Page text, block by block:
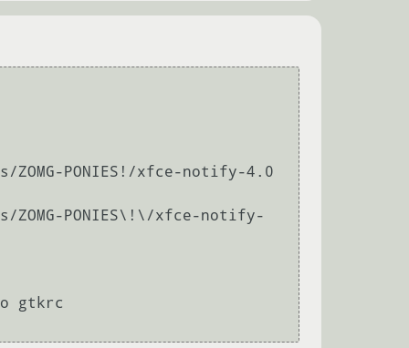
ZOMG-PONIES!/xfce-notify-4.0
ZOMG-PONIES\!\/xfce-notify-
gtkrc